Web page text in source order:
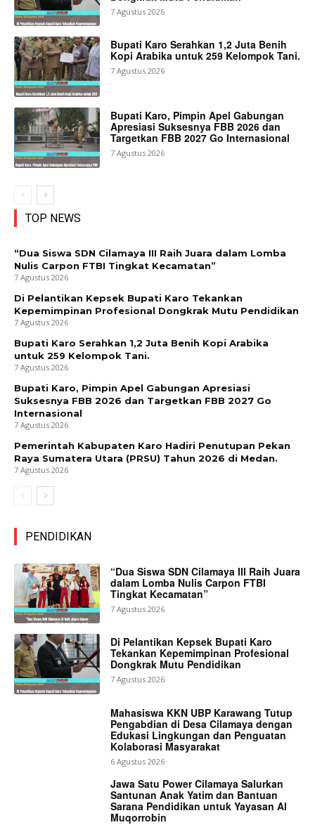
7 Agustus 2026
Bupati Karo Serahkan 1,2 Juta Benih
Kopi Arabika untuk 259 Kelompok Tani.
7 Agustus 2026
Bupati Karo, Pimpin Apel Gabungan
Apresiasi Suksesnya FBB 2026 dan
Targetkan FBB 2027 Go Internasional
7 Agustus 2026
TOP NEWS
“Dua Siswa SDN Cilamaya III Raih Juara dalam Lomba
Nulis Carpon FTBI Tingkat Kecamatan”
7 Agustus 2026
Di Pelantikan Kepsek Bupati Karo Tekankan
Kepemimpinan Profesional Dongkrak Mutu Pendidikan
7 Agustus 2026
Bupati Karo Serahkan 1,2 Juta Benih Kopi Arabika
untuk 259 Kelompok Tani.
7 Agustus 2026
Bupati Karo, Pimpin Apel Gabungan Apresiasi
Suksesnya FBB 2026 dan Targetkan FBB 2027 Go
Internasional
7 Agustus 2026
Pemerintah Kabupaten Karo Hadiri Penutupan Pekan
Raya Sumatera Utara (PRSU) Tahun 2026 di Medan.
7 Agustus 2026
PENDIDIKAN
“Dua Siswa SDN Cilamaya III Raih Juara
dalam Lomba Nulis Carpon FTBI
Tingkat Kecamatan”
7 Agustus 2026
Di Pelantikan Kepsek Bupati Karo
Tekankan Kepemimpinan Profesional
Dongkrak Mutu Pendidikan
7 Agustus 2026
Mahasiswa KKN UBP Karawang Tutup
Pengabdian di Desa Cilamaya dengan
Edukasi Lingkungan dan Penguatan
Kolaborasi Masyarakat
6 Agustus 2026
Jawa Satu Power Cilamaya Salurkan
Santunan Anak Yatim dan Bantuan
Sarana Pendidikan untuk Yayasan Al
Muqorrobin